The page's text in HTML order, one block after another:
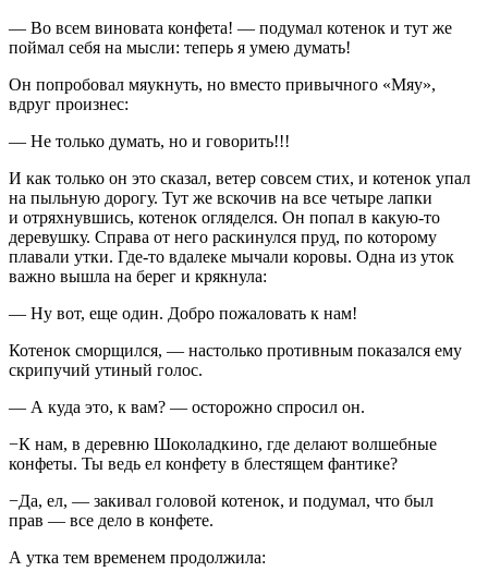
— Во всем виновата конфета! — подумал котенок и тут же
поймал себя на мысли: теперь я умею думать!
Он попробовал мяукнуть, но вместо привычного «Мяу»,
вдруг произнес:
— Не только думать, но и говорить!!!
И как только он это сказал, ветер совсем стих, и котенок упал
на пыльную дорогу. Тут же вскочив на все четыре лапки
и отряхнувшись, котенок огляделся. Он попал в какую-то
деревушку. Справа от него раскинулся пруд, по которому
плавали утки. Где-то вдалеке мычали коровы. Одна из уток
важно вышла на берег и крякнула:
— Ну вот, еще один. Добро пожаловать к нам!
Котенок сморщился, — настолько противным показался ему
скрипучий утиный голос.
— А куда это, к вам? — осторожно спросил он.
−К нам, в деревню Шоколадкино, где делают волшебные
конфеты. Ты ведь ел конфету в блестящем фантике?
−Да, ел, — закивал головой котенок, и подумал, что был
прав — все дело в конфете.
А утка тем временем продолжила: